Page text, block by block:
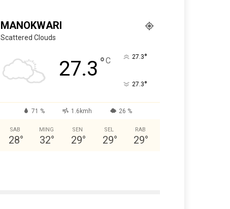
MANOKWARI
Scattered Clouds
27.3 °C 27.3°
27.3°
71 % 1.6kmh 26 %
SAB
28°
MING
32°
SEN
29°
SEL
29°
RAB
29°